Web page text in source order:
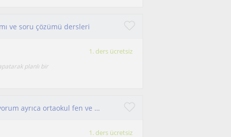
ve soru çözümü dersleri
1. ders ücretsiz
planlı bir
Uygun fiyatlı fizik kimya biyoloji dersleri veriyorum ayrıca ortaokul fen ve lgs dersleri de dahil
1. ders ücretsiz